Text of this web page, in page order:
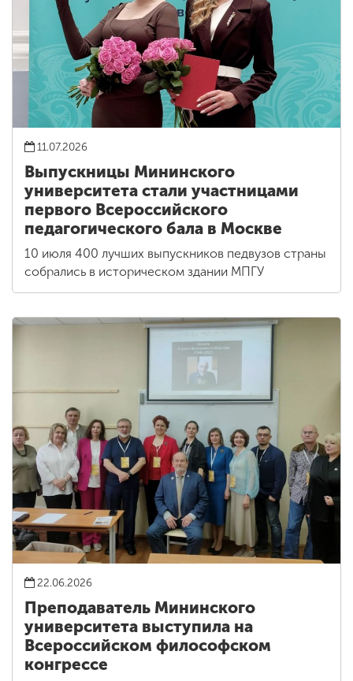
11.07.2026
Выпускницы Мининского
университета стали участницами
первого Всероссийского
педагогического бала в Москве
10 июля 400 лучших выпускников педвузов страны
собрались в историческом здании МПГУ
22.06.2026
Преподаватель Мининского
университета выступила на
Всероссийском философском
конгрессе